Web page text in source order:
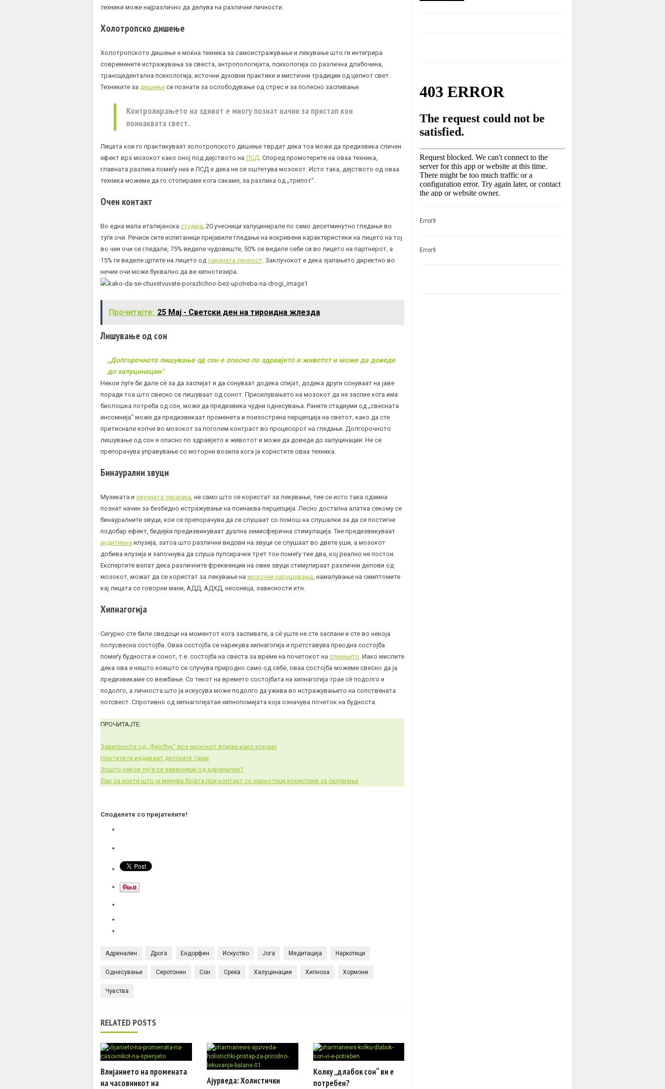
техники може најразлично да делува на различни личности.
Холотропско дишење
Холотропското дишење е моќна техника за самоистражување и лекување што ги интегрира
современите истражувања за свеста, антропологијата, психологија со различна длабочина,
трансцедентална психологија, источни духовни практики и мистични традиции од целиот свет.
Техниките за дишење се познати за ослободување од стрес и за полесно заспивање.
Контролирањето на здивот е многу познат начин за пристап кон
поинаквата свест.
Лицата кои го практикуваат холотропското дишење тврдат дека тоа може да предизвика сличен
ефект врз мозокот како оној под дејството на ЛСД . Според промотерите на оваа техника,
главната разлика помеѓу неа и ЛСД е дека не се оштетува мозокот. Исто така, дејството од оваа
техника можеме да го стопираме кога сакаме, за разлика од „трипот“.
Очен контакт
Во една мала италијанска студија , 20 учесници халуцинирале по само десетминутно гледање во
туѓи очи. Речиси сите испитаници пријавиле гледање на искривени карактеристики на лицето на тој
во чии очи се гледале, 75% виделе чудовиште, 50% се виделе себе си во лицето на партнерот, а
15% ги виделе цртите на лицето од саканата личност . Заклучокот е дека зјапањето директно во
нечии очи може буквално да ве хипнотизира.
Прочитајте: 25 Мај - Светски ден на тироидна жлезда
Лишување од сон
„Долгорочното лишување од сон е опасно по здравјето и животот и може да доведе
до халуцинации“
Некои луѓе би дале сè за да заспијат и да сонуваат додека спијат, додека други сонуваат на јаве
поради тоа што свесно се лишуваат од сонот. Присилувањето на мозокот да не заспие кога има
биолошка потреба од сон, може да предизвика чудни однесувања. Раните стадиуми од „свесната
инсомнија“ може да предизвикаат променета и поизострена перцепција на светот, како да сте
притиснале копче во мозокот за поголем контраст во процесорот на гледање. Долгорочното
лишување од сон е опасно по здравјето и животот и може да доведе до халуцинации. Не се
препорачува управување со моторни возила кога ја користите оваа техника.
Бинаурални звуци
Музиката и звучната терапија , не само што се користат за лекување, тие се исто така одамна
познат начин за безбедно истражување на поинаква перцепција. Лесно достапна алатка секому се
бинауралните звуци, кои се препорачува да се слушаат со помош на слушалки за да се постигне
подобар ефект, бидејќи предизвикуваат дуална хемисферична стимулација. Тие предизвикуваат
аудитивна илузија, затоа што различни видови на звуци се слушаат во двете уши, а мозокот
добива илузија и започнува да слуша пулсирачки трет тон помеѓу тие два, кој реално не постои.
Експертите велат дека различните фреквенции на овие звуци стимулираат различни делови од
мозокот, можат да се користат за лекување на мозочни нарушувања , намалување на симптомите
кај лицата со говорни мани, АДД, АДХД несоница , зависности итн.
Хипнагогија
Сигурно сте биле сведоци на моментот кога заспивате, а сè уште не сте заспани и сте во некоја
полусвесна состојба. Оваа состојба се нарекува хипнагогија и претставува преодна состојба
помеѓу будноста и сонот, т.е. состојба на свеста за време на почетокот на спиењето . Иако мислите
дека ова е нешто коешто се случува природно само од себе, оваа состојба можеме свесно да ја
предизвикаме со вежбање. Со текот на времето состојбата на хипнагогија трае сè подолго и
подолго, а личноста што ја искусува може подолго да ужива во истражувањето на сопствената
потсвест. Спротивно од хипнагогијатае хипнопомијата која означува почеток на будноста.
ПРОЧИТАЈТЕ:
Зависноста од „Фејсбук“ врз мозокот влијае како кокаин
Ноктите ги издаваат детските тајни
Зошто некои луѓе се зависници од адреналин?
Лак за нокти што ја менува бојата при контакт со наркотици користени за силување
Споделете со пријателите!
Адреналин Дрога Ендорфин Искуство Јога Медитација Наркотици
Однесување Серотонин Сон Среќа Халуцинации Хипноза Хормони
Чувства
RELATED POSTS
Влијанието на промената
на часовникот на
Ајурведа: Холистички
Колку „длабок сон“ ви е
потребен?
Error9
Error9